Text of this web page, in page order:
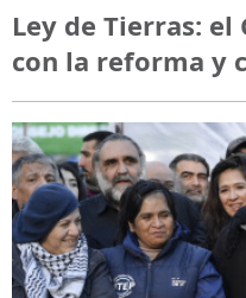
Ley de Tierras:
con la reforma y